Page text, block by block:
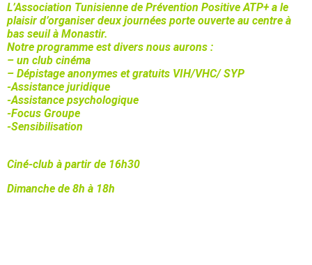
L’Association Tunisienne de Prévention Positive ATP+ a le
plaisir d’organiser deux journées porte ouverte au centre à
bas seuil à Monastir.
Notre programme est divers nous aurons :
– un club cinéma
– Dépistage anonymes et gratuits VIH/VHC/ SYP
-Assistance juridique
-Assistance psychologique
-Focus Groupe
-Sensibilisation
Ciné-club à partir de 16h30
Dimanche de 8h à 18h